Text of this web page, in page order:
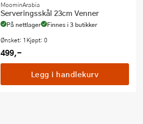
MoominArabia
Serveringsskål 23cm Venner
På nettlager Finnes i 3 butikker
Ønsket: 1 Kjøpt: 0
499,-
Legg i handlekurv